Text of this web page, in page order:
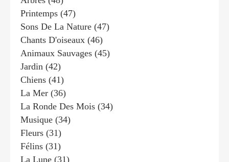
Printemps (47)
Sons De La Nature (47)
Chants D'oiseaux (46)
Animaux Sauvages (45)
Jardin (42)
Chiens (41)
La Mer (36)
La Ronde Des Mois (34)
Musique (34)
Fleurs (31)
Félins (31)
La Lune (31)